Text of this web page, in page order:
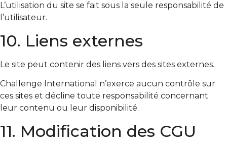
L’utilisation du site se fait sous la seule responsabilité de
l’utilisateur.
10. Liens externes
Le site peut contenir des liens vers des sites externes.
Challenge International n’exerce aucun contrôle sur
ces sites et décline toute responsabilité concernant
leur contenu ou leur disponibilité.
11. Modification des CGU